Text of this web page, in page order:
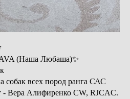
(Наша Любаша)✨
собак всех пород ранга САС
- Вера Алифиренко CW, RJCAC.